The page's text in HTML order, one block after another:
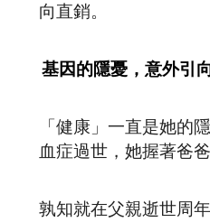
向直銷。
基因的隱憂，意外引
「健康」一直是她的
血症過世，她握著爸
孰知就在父親逝世周